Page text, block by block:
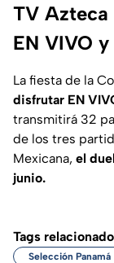
TV
EN VIVO y
La fiesta de la
disfrutar EN
transmitirá 32
de los tres
Mexicana, el
junio.
Tags
Selección Panamá